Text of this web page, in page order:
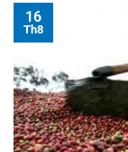
16
Th8